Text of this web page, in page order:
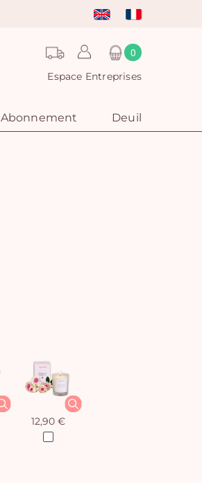
0
Espace Entreprises
Abonnement Deuil
12,90 €